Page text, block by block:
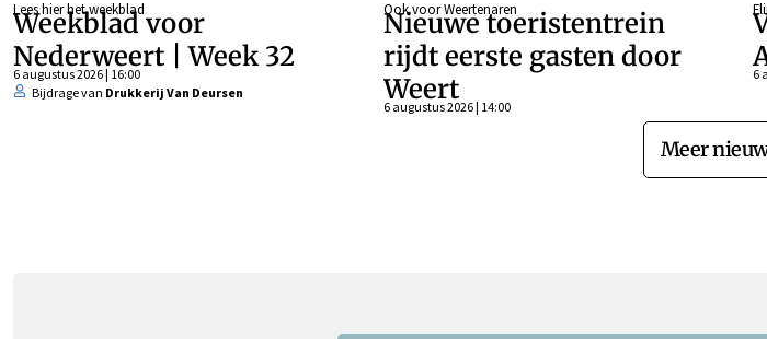
Lees hier het weekblad
Weekblad voor
Nederweert | Week 32
6 augustus 2026 | 16:00
Bijdrage van Drukkerij Van Deursen
Ook voor Weertenaren
Nieuwe toeristentrein
rijdt eerste gasten door
Weert
6 augustus 2026 | 14:00
6
Meer